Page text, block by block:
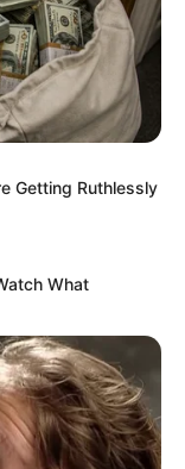
2568
ก พชร ทูต
12 ราศี ดวง
นต่างๆ จะเป็น
นที่ 13
)
Getting Ruthlessly
What